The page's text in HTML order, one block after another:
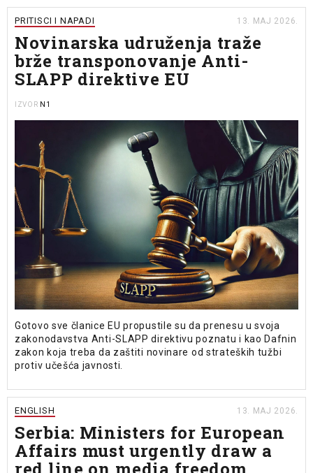
PRITISCI I NAPADI 13. MAJ 2026.
Novinarska udruženja traže
brže transponovanje Anti-
SLAPP direktive EU
IZVOR N1
Gotovo sve članice EU propustile su da prenesu u svoja
zakonodavstva Anti-SLAPP direktivu poznatu i kao Dafnin
zakon koja treba da zaštiti novinare od strateških tužbi
protiv učešća javnosti.
ENGLISH 13. MAJ 2026.
Serbia: Ministers for European
Affairs must urgently draw a